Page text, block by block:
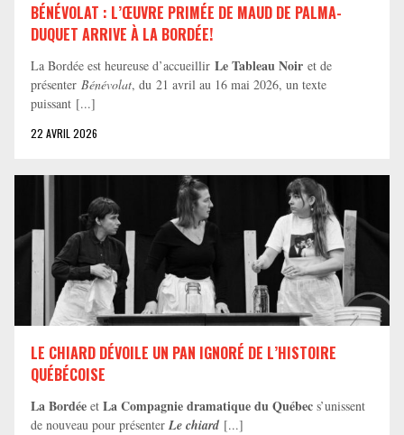
BÉNÉVOLAT : L’ŒUVRE PRIMÉE DE MAUD DE PALMA-
DUQUET ARRIVE À LA BORDÉE!
La Bordée est heureuse d’accueillir Le Tableau Noir et de
présenter Bénévolat, du 21 avril au 16 mai 2026, un texte
puissant [...]
22 AVRIL 2026
LE CHIARD DÉVOILE UN PAN IGNORÉ DE L’HISTOIRE
QUÉBÉCOISE
La Bordée et La Compagnie dramatique du Québec s’unissent
de nouveau pour présenter Le chiard [...]